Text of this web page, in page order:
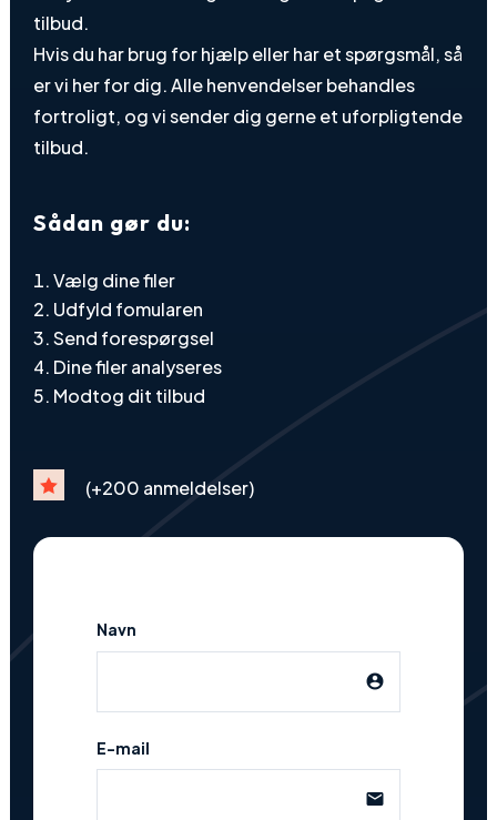
tilbud.
Hvis du har brug for hjælp eller har et spørgsmål, så
er vi her for dig. Alle henvendelser behandles
fortroligt, og vi sender dig gerne et uforpligtende
tilbud.
Sådan gør du:
Vælg dine filer
Udfyld fomularen
Send forespørgsel
Dine filer analyseres
Modtog dit tilbud
 (+200 anmeldelser)
Navn
account_circle
E-mail
email